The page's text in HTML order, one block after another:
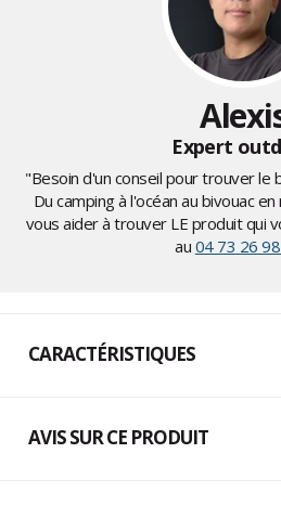
Expert
"Besoin d'un conseil pour trouver le
Du camping à l'océan au bivouac
vous aider à trouver LE produit qui
au 04 73 26
CARACTÉRISTIQUES
AVIS SUR CE PRODUIT